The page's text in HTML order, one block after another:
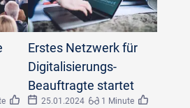
Erstes Netzwerk für
Digitalisierungs-
Beauftragte startet
25.01.2024
1 Minute